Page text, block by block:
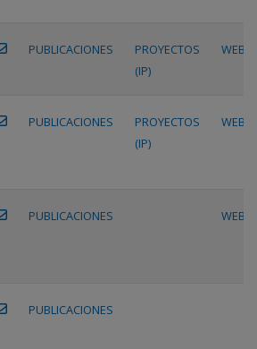
PUBLICACIONES
PROYECTOS
(IP)
WEB
PUBLICACIONES
PROYECTOS
(IP)
WEB
PUBLICACIONES WEB
PUBLICACIONES